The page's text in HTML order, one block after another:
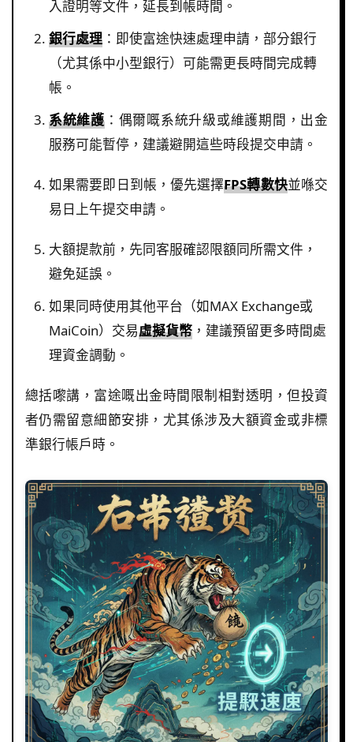
入證明等文件，延長到帳時間。
銀行處理 ：即使富途快速處理申請，部分銀行
（尤其係中小型銀行）可能需更長時間完成轉
帳。
系統維護：偶爾嘅系統升級或維護期間，出金
服務可能暫停，建議避開這些時段提交申請。
如果需要即日到帳，優先選擇FPS轉數快並喺交
易日上午提交申請。
大額提款前，先同客服確認限額同所需文件，
避免延誤。
如果同時使用其他平台（如MAX Exchange或
MaiCoin）交易虛擬貨幣 ，建議預留更多時間處
理資金調動。
總括嚟講，富途嘅出金時間限制相對透明，但投資
者仍需留意細節安排，尤其係涉及大額資金或非標
準銀行帳戶時。